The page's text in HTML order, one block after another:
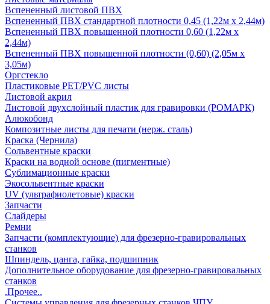
Вспененный листовой ПВХ
Вспененный ПВХ стандартной плотности 0,45 (1,22м х 2,44м)
Вспененный ПВХ повышенной плотности 0,60 (1,22м х
2,44м)
Вспененный ПВХ повышенной плотности (0,60) (2,05м х
3,05м)
Оргстекло
Пластиковые PET/PVC листы
Листовой акрил
Листовой двухслойный пластик для гравировки (РОМАРК)
Алюкобонд
Композитные листы для печати (нерж. сталь)
Краска (Чернила)
Сольвентные краски
Краски на водной основе (пигментные)
Сублимационные краски
Экосольвентные краски
UV (ультрафиолетовые) краски
Запчасти
Слайдеры
Ремни
Запчасти (комплектующие) для фрезерно-гравировальных
станков
Шпиндель, цанга, гайка, подшипник
Дополнительное оборудование для фрезерно-гравировальных
станков
.Прочее..